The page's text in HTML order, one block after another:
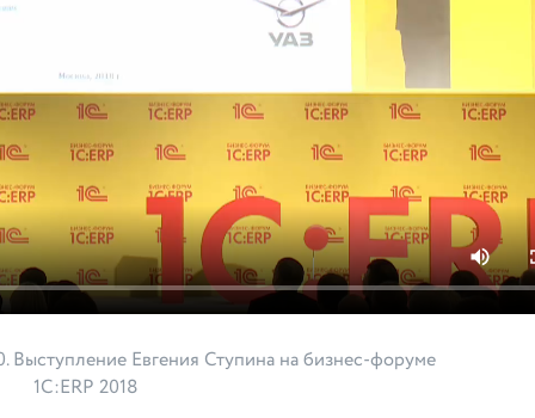
Евгения Ступина на бизнес-форуме
1С:ERP 2018